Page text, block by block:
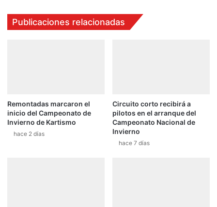
Publicaciones relacionadas
Remontadas marcaron el
inicio del Campeonato de
Invierno de Kartismo
hace 2 días
Circuito corto recibirá a
pilotos en el arranque del
Campeonato Nacional de
Invierno
hace 7 días